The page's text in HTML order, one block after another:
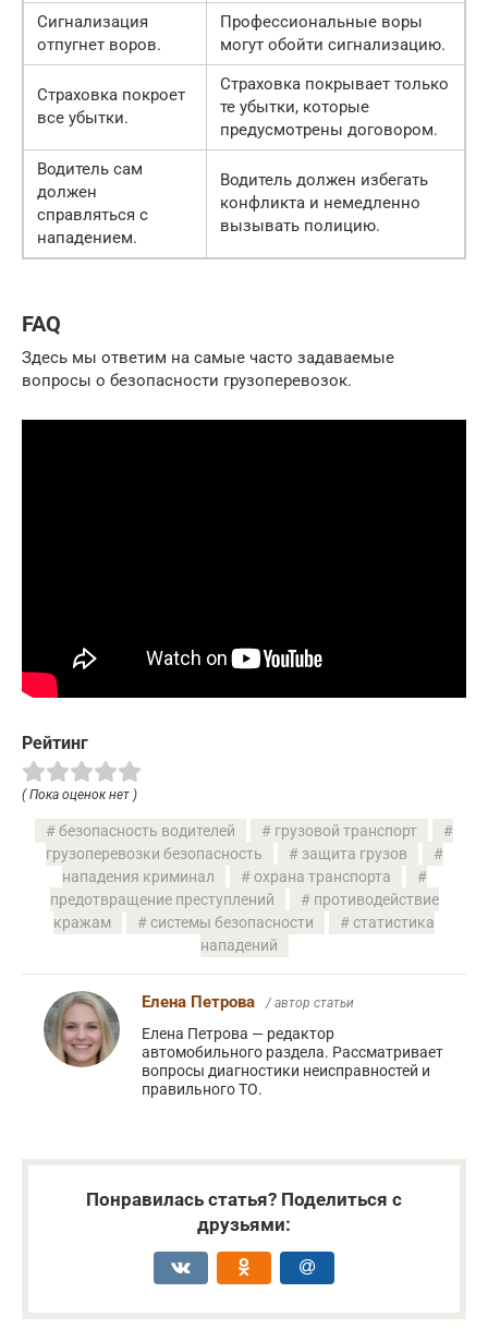
Сигнализация
отпугнет воров.
Профессиональные воры
могут обойти сигнализацию.
Страховка покроет
все убытки.
Страховка покрывает только
те убытки, которые
предусмотрены договором.
Водитель сам
должен
справляться с
нападением.
Водитель должен избегать
конфликта и немедленно
вызывать полицию.
FAQ
Здесь мы ответим на самые часто задаваемые
вопросы о безопасности грузоперевозок.
Рейтинг
( Пока оценок нет )
безопасность водителей
грузовой транспорт
грузоперевозки безопасность
защита грузов
нападения криминал
охрана транспорта
предотвращение преступлений
противодействие
кражам
системы безопасности
статистика
нападений
Елена Петрова / автор статьи
Елена Петрова — редактор
автомобильного раздела. Рассматривает
вопросы диагностики неисправностей и
правильного ТО.
Понравилась статья? Поделиться с
друзьями: